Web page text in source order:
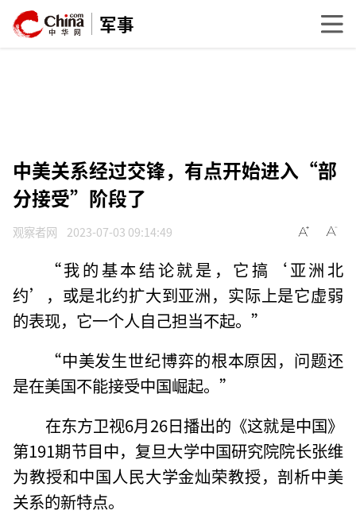
军事
中美关系经过交锋，有点开始进入“部
分接受”阶段了
观察者网 2023-07-03 09:14:49
“我的基本结论就是，它搞‘亚洲北
约’，或是北约扩大到亚洲，实际上是它虚弱
的表现，它一个人自己担当不起。”
“中美发生世纪博弈的根本原因，问题还
是在美国不能接受中国崛起。”
在东方卫视6月26日播出的《这就是中国》
第191期节目中，复旦大学中国研究院院长张维
为教授和中国人民大学金灿荣教授，剖析中美
关系的新特点。